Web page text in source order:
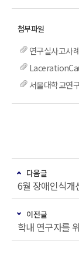
연구실사고사
서울대학교연
다음글
6월 장애인식개
이전글
학내 연구자를